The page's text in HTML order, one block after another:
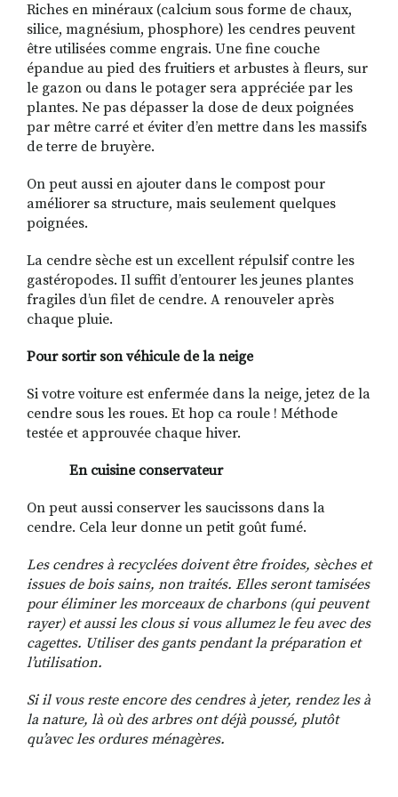
Riches en minéraux (calcium sous forme de chaux,
silice, magnésium, phosphore) les cendres peuvent
être utilisées comme engrais. Une fine couche
épandue au pied des fruitiers et arbustes à fleurs, sur
le gazon ou dans le potager sera appréciée par les
plantes. Ne pas dépasser la dose de deux poignées
par mêtre carré et éviter d’en mettre dans les massifs
de terre de bruyère.
On peut aussi en ajouter dans le compost pour
améliorer sa structure, mais seulement quelques
poignées.
La cendre sèche est un excellent répulsif contre les
gastéropodes. Il suffit d’entourer les jeunes plantes
fragiles d’un filet de cendre. A renouveler après
chaque pluie.
Pour sortir son véhicule de la neige
Si votre voiture est enfermée dans la neige, jetez de la
cendre sous les roues. Et hop ca roule ! Méthode
testée et approuvée chaque hiver.
En cuisine conservateur
On peut aussi conserver les saucissons dans la
cendre. Cela leur donne un petit goût fumé.
Les cendres à recyclées doivent être froides, sèches et
issues de bois sains, non traités. Elles seront tamisées
pour éliminer les morceaux de charbons (qui peuvent
rayer) et aussi les clous si vous allumez le feu avec des
cagettes. Utiliser des gants pendant la préparation et
l’utilisation.
Si il vous reste encore des cendres à jeter, rendez les à
la nature, là où des arbres ont déjà poussé, plutôt
qu’avec les ordures ménagères.